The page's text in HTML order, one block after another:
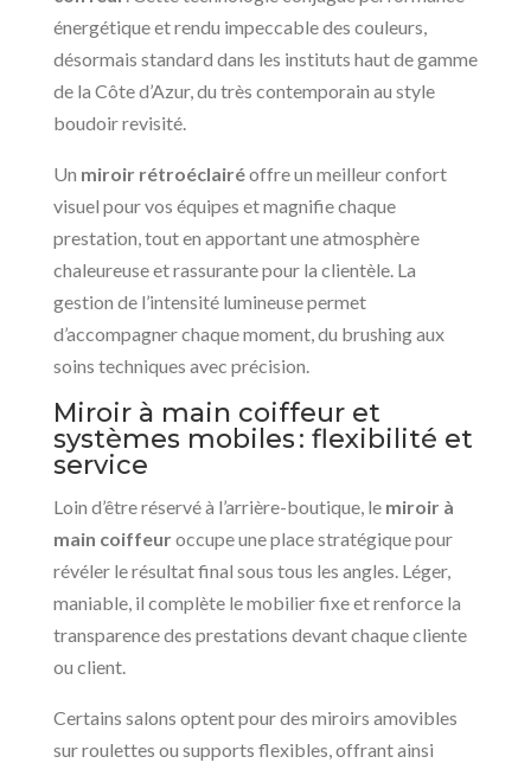
énergétique et rendu impeccable des couleurs,
désormais standard dans les instituts haut de gamme
de la Côte d’Azur, du très contemporain au style
boudoir revisité.
Un miroir rétroéclairéoffre un meilleur confort
visuel pour vos équipes et magnifie chaque
prestation, tout en apportant une atmosphère
chaleureuse et rassurante pour la clientèle. La
gestion de l’intensité lumineuse permet
d’accompagner chaque moment, du brushing aux
soins techniques avec précision.
Miroir à main coiffeur et
systèmes mobiles : flexibilité et
service
Loin d’être réservé à l’arrière-boutique, le miroir à
main coiffeuroccupe une place stratégique pour
révéler le résultat final sous tous les angles. Léger,
maniable, il complète le mobilier fixe et renforce la
transparence des prestations devant chaque cliente
ou client.
Certains salons optent pour des miroirs amovibles
sur roulettes ou supports flexibles, offrant ainsi